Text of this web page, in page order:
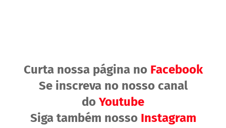
Curta nossa página no Facebook
Se inscreva no nosso canal
do Youtube
Siga também nosso Instagram